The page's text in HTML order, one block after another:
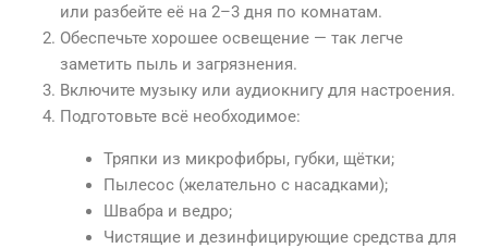
или разбейте её на 2–3 дня по комнатам.
Обеспечьте хорошее освещение — так легче
заметить пыль и загрязнения.
Включите музыку или аудиокнигу для настроения.
Подготовьте всё необходимое:
Тряпки из микрофибры, губки, щётки;
Пылесос (желательно с насадками);
Швабра и ведро;
Чистящие и дезинфицирующие средства для